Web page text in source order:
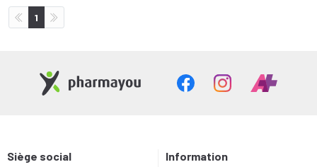
1
Siège social Information